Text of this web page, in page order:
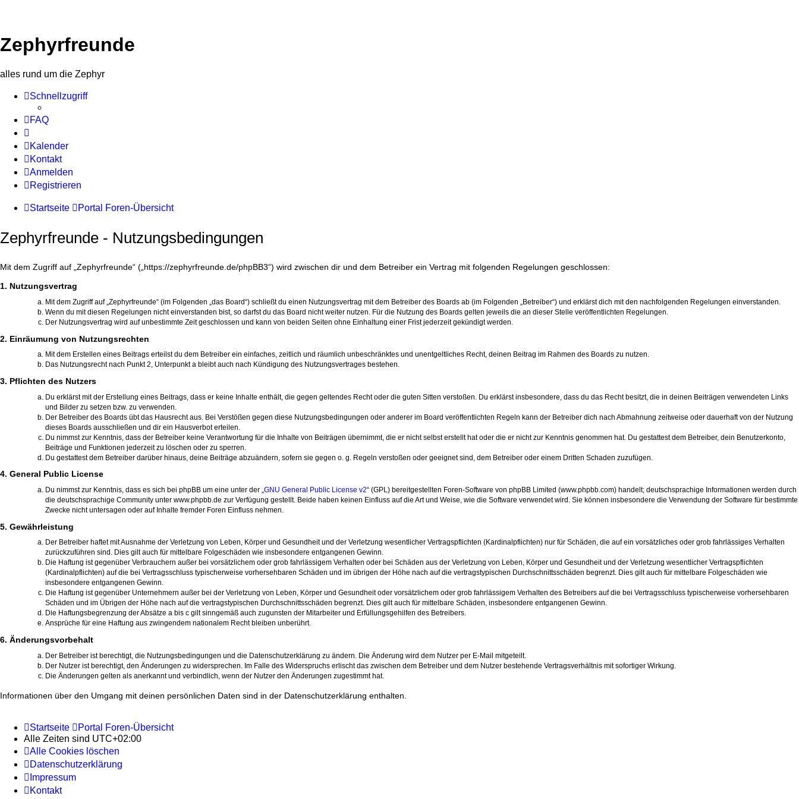
Zephyrfreunde
alles rund um die Zephyr
Schnellzugriff
FAQ
Kalender
Kontakt
Anmelden
Registrieren
Startseite Portal Foren-Übersicht
Zephyrfreunde - Nutzungsbedingungen
Mit dem Zugriff auf „Zephyrfreunde“ („https://zephyrfreunde.de/phpBB3“) wird zwischen dir und dem Betreiber ein Vertrag mit folgenden Regelungen geschlossen:
1. Nutzungsvertrag
Mit dem Zugriff auf „Zephyrfreunde“ (im Folgenden „das Board“) schließt du einen Nutzungsvertrag mit dem Betreiber des Boards ab (im Folgenden „Betreiber“) und erklärst dich mit den nachfolgenden Regelungen einverstanden.
Wenn du mit diesen Regelungen nicht einverstanden bist, so darfst du das Board nicht weiter nutzen. Für die Nutzung des Boards gelten jeweils die an dieser Stelle veröffentlichten Regelungen.
Der Nutzungsvertrag wird auf unbestimmte Zeit geschlossen und kann von beiden Seiten ohne Einhaltung einer Frist jederzeit gekündigt werden.
2. Einräumung von Nutzungsrechten
Mit dem Erstellen eines Beitrags erteilst du dem Betreiber ein einfaches, zeitlich und räumlich unbeschränktes und unentgeltliches Recht, deinen Beitrag im Rahmen des Boards zu nutzen.
Das Nutzungsrecht nach Punkt 2, Unterpunkt a bleibt auch nach Kündigung des Nutzungsvertrages bestehen.
3. Pflichten des Nutzers
Du erklärst mit der Erstellung eines Beitrags, dass er keine Inhalte enthält, die gegen geltendes Recht oder die guten Sitten verstoßen. Du erklärst insbesondere, dass du das Recht besitzt, die in deinen Beiträgen verwendeten Links
und Bilder zu setzen bzw. zu verwenden.
Der Betreiber des Boards übt das Hausrecht aus. Bei Verstößen gegen diese Nutzungsbedingungen oder anderer im Board veröffentlichten Regeln kann der Betreiber dich nach Abmahnung zeitweise oder dauerhaft von der Nutzung
dieses Boards ausschließen und dir ein Hausverbot erteilen.
Du nimmst zur Kenntnis, dass der Betreiber keine Verantwortung für die Inhalte von Beiträgen übernimmt, die er nicht selbst erstellt hat oder die er nicht zur Kenntnis genommen hat. Du gestattest dem Betreiber, dein Benutzerkonto,
Beiträge und Funktionen jederzeit zu löschen oder zu sperren.
Du gestattest dem Betreiber darüber hinaus, deine Beiträge abzuändern, sofern sie gegen o. g. Regeln verstoßen oder geeignet sind, dem Betreiber oder einem Dritten Schaden zuzufügen.
4. General Public License
Du nimmst zur Kenntnis, dass es sich bei phpBB um eine unter der „GNU General Public License v2“ (GPL) bereitgestellten Foren-Software von phpBB Limited (www.phpbb.com) handelt; deutschsprachige Informationen werden durch
die deutschsprachige Community unter www.phpbb.de zur Verfügung gestellt. Beide haben keinen Einfluss auf die Art und Weise, wie die Software verwendet wird. Sie können insbesondere die Verwendung der Software für bestimmte
Zwecke nicht untersagen oder auf Inhalte fremder Foren Einfluss nehmen.
5. Gewährleistung
Der Betreiber haftet mit Ausnahme der Verletzung von Leben, Körper und Gesundheit und der Verletzung wesentlicher Vertragspflichten (Kardinalpflichten) nur für Schäden, die auf ein vorsätzliches oder grob fahrlässiges Verhalten
zurückzuführen sind. Dies gilt auch für mittelbare Folgeschäden wie insbesondere entgangenen Gewinn.
Die Haftung ist gegenüber Verbrauchern außer bei vorsätzlichem oder grob fahrlässigem Verhalten oder bei Schäden aus der Verletzung von Leben, Körper und Gesundheit und der Verletzung wesentlicher Vertragspflichten
(Kardinalpflichten) auf die bei Vertragsschluss typischerweise vorhersehbaren Schäden und im übrigen der Höhe nach auf die vertragstypischen Durchschnittsschäden begrenzt. Dies gilt auch für mittelbare Folgeschäden wie
insbesondere entgangenen Gewinn.
Die Haftung ist gegenüber Unternehmern außer bei der Verletzung von Leben, Körper und Gesundheit oder vorsätzlichem oder grob fahrlässigem Verhalten des Betreibers auf die bei Vertragsschluss typischerweise vorhersehbaren
Schäden und im Übrigen der Höhe nach auf die vertragstypischen Durchschnittsschäden begrenzt. Dies gilt auch für mittelbare Schäden, insbesondere entgangenen Gewinn.
Die Haftungsbegrenzung der Absätze a bis c gilt sinngemäß auch zugunsten der Mitarbeiter und Erfüllungsgehilfen des Betreibers.
Ansprüche für eine Haftung aus zwingendem nationalem Recht bleiben unberührt.
6. Änderungsvorbehalt
Der Betreiber ist berechtigt, die Nutzungsbedingungen und die Datenschutzerklärung zu ändern. Die Änderung wird dem Nutzer per E-Mail mitgeteilt.
Der Nutzer ist berechtigt, den Änderungen zu widersprechen. Im Falle des Widerspruchs erlischt das zwischen dem Betreiber und dem Nutzer bestehende Vertragsverhältnis mit sofortiger Wirkung.
Die Änderungen gelten als anerkannt und verbindlich, wenn der Nutzer den Änderungen zugestimmt hat.
Informationen über den Umgang mit deinen persönlichen Daten sind in der Datenschutzerklärung enthalten.
Startseite Portal
Foren-Übersicht
Alle Zeiten sind UTC+02:00
Alle Cookies löschen
Datenschutzerklärung
Impressum
Kontakt